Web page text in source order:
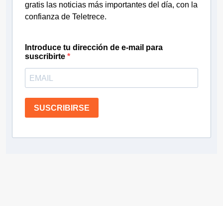
gratis las noticias más importantes del día, con la
confianza de Teletrece.
Introduce tu dirección de e-mail para
suscribirte
SUSCRIBIRSE